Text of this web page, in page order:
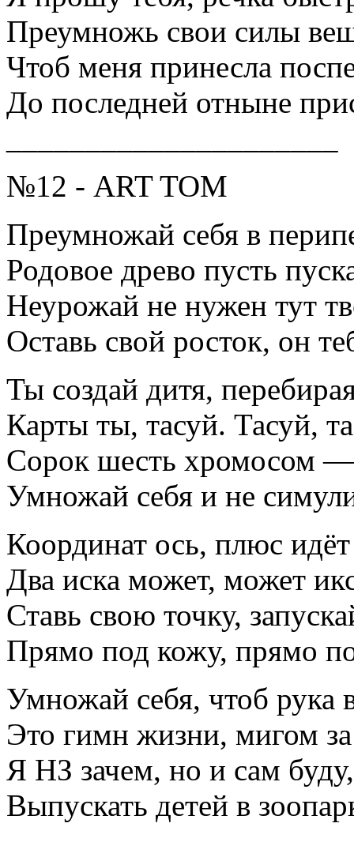
Преумножь свои силы
Чтоб меня принесла
До последней отныне
№12 - ART TOM
Преумножай себя в
Родовое древо пусть
Неурожай не нужен тут
Оставь свой росток, он
Ты создай дитя,
Карты ты, тасуй. Тасуй,
Сорок шесть хромосом —
Умножай себя и не
Координат ось, плюс
Два иска может, может
Ставь свою точку,
Прямо под кожу, прямо
Умножай себя, чтоб рука
Это гимн жизни, мигом
Я НЗ зачем, но и сам буду,
Выпускать детей в